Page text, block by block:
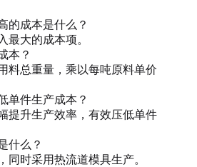
的成本是什么？
最大的成本项。
本？
料总重量，乘以每吨原料单价
单件生产成本？
提升生产效率，有效压低单件
什么？
同时采用热流道模具生产。